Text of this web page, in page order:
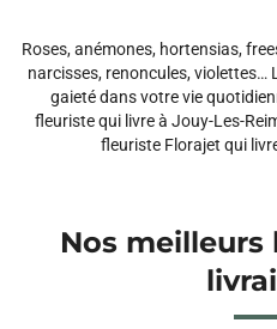
Roses, anémones, hortensias,
narcisses, renoncules,
gaieté dans votre vie
fleuriste qui livre à Jouy-Les-
fleuriste Florajet qui
Nos meilleurs